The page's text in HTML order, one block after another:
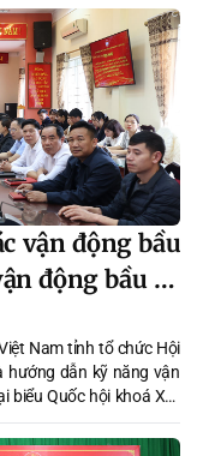
vận động bầu
động bầu cử
biểu Quốc
tỉnh khoá
Nam tỉnh tổ chức Hội
hướng dẫn kỹ năng vận
Quốc hội khoá XVI
2031. Hội nghị được kết
tỉnh.